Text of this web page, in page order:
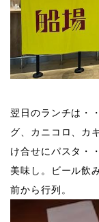
翌日のランチは・
グ、カニコロ、カ
け合せにパスタ・
美味し。​ビール飲
前から行列。